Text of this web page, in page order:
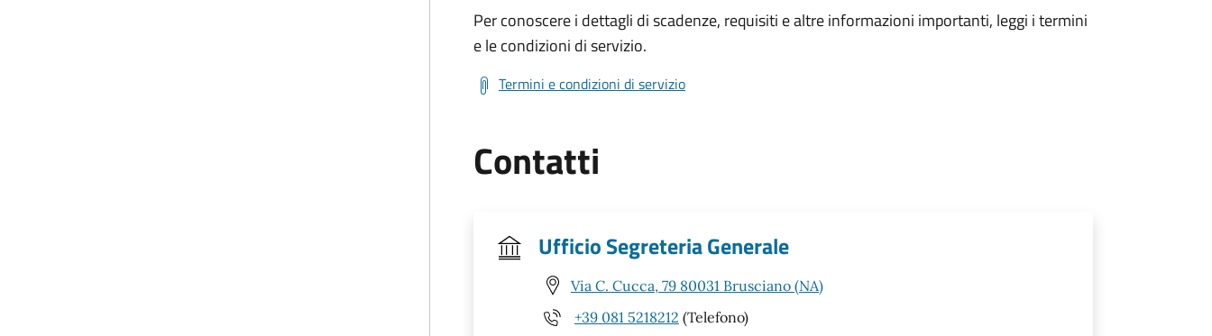
Per conoscere i dettagli di scadenze, requisiti e altre informazioni importanti, leggi i termini
e le condizioni di servizio.
Termini e condizioni di servizio
Contatti
Ufficio Segreteria Generale
Via C. Cucca, 79 80031 Brusciano (NA)
+39 081 5218212 (Telefono)